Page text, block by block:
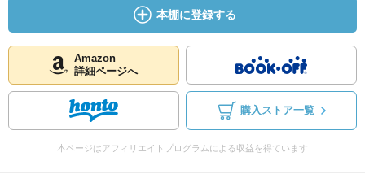
本棚に登録する
Amazon
詳細ページへ
購入ストア一覧
本ページはアフィリエイトプログラムによる収益を得ています